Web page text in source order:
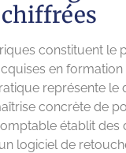
constituent le
en
représente
concrète de
établit
logiciel de